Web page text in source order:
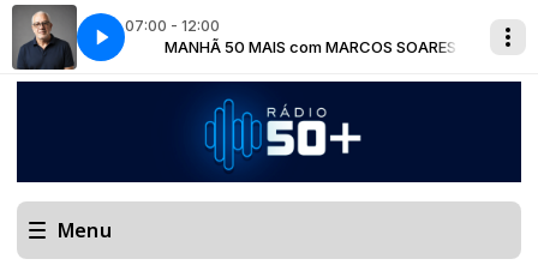
07:00 - 12:00
SOARES MANHÃ 50 MAIS com MARCOS SOARES
Menu